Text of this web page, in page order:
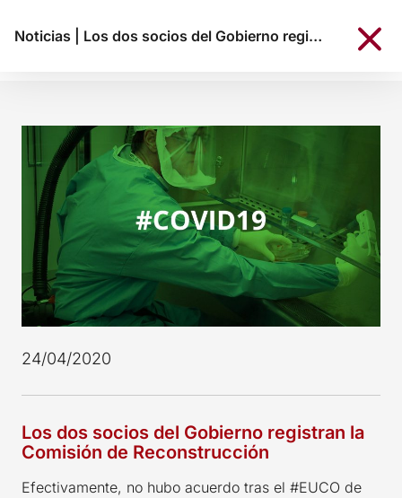
Noticias Los dos socios del Gobierno registran la Comisión de Reconstrucción
24/04/2020
Los dos socios del Gobierno registran la
Comisión de Reconstrucción
Efectivamente, no hubo acuerdo tras el #EUCO de